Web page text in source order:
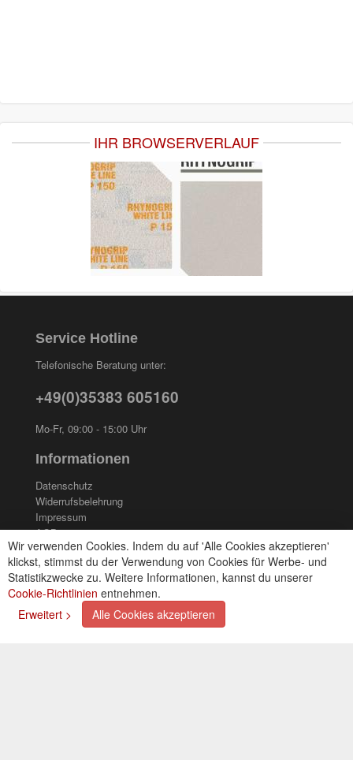
IHR BROWSERVERLAUF
Wir verwenden Cookies. Indem du auf 'Alle Cookies akzeptieren'
klickst, stimmst du der Verwendung von Cookies für Werbe- und
Statistikzwecke zu. Weitere Informationen, kannst du unserer
Cookie-Richtlinien entnehmen.
Erweitert >
Alle Cookies akzeptieren
Service Hotline
Telefonische Beratung unter:
+49(0)35383 605160
Mo-Fr, 09:00 - 15:00 Uhr
Informationen
Datenschutz
Widerrufsbelehrung
Impressum
AGB
Kontakt
Cookies einstellungen
Zahlungsarten